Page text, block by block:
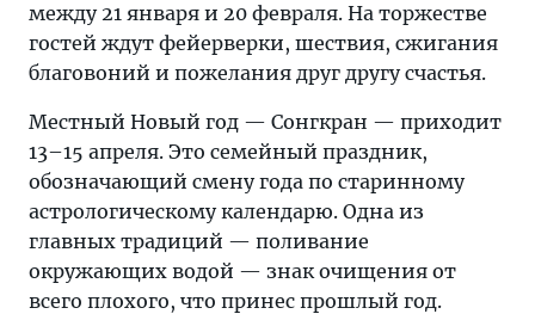
между 21 января и 20 февраля. На торжестве
гостей ждут фейерверки, шествия, сжигания
благовоний и пожелания друг другу счастья.
Местный Новый год — Сонгкран — приходит
13–15 апреля. Это семейный праздник,
обозначающий смену года по старинному
астрологическому календарю. Одна из
главных традиций — поливание
окружающих водой — знак очищения от
всего плохого, что принес прошлый год.